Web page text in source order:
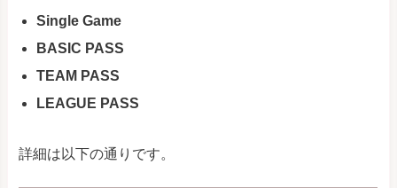
Single Game
BASIC PASS
TEAM PASS
LEAGUE PASS
詳細は以下の通りです。